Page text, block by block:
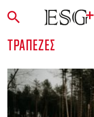
ΤΡΆΠΕΖΕΣ